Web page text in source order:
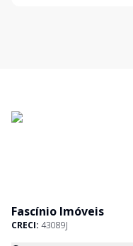
Fascínio Imóveis
CRECI: 43089J